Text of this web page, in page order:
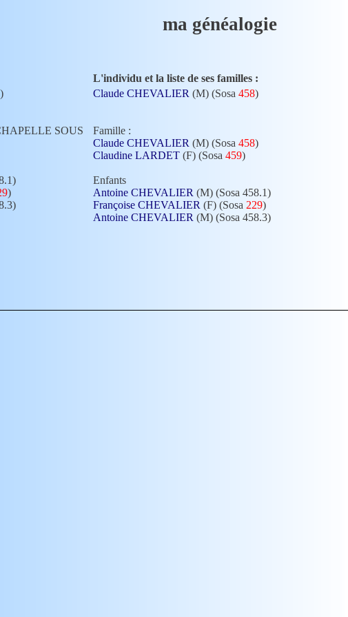
ma généalogie
L'individu et la liste de ses familles :
)
SOUS
)
Claude CHEVALIER (M) (Sosa 458)
Famille :
Claude CHEVALIER (M) (Sosa 458)
Claudine LARDET (F) (Sosa 459)
Enfants
Antoine CHEVALIER (M) (Sosa 458.1)
Françoise CHEVALIER (F) (Sosa 229)
Antoine CHEVALIER (M) (Sosa 458.3)